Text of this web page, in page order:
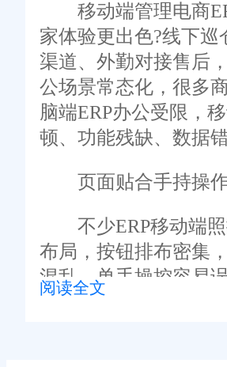
移动端管理电商
家体验更出色?线下巡
渠道、外勤对接售后
公场景常态化，很多
脑端ERP办公受限，
顿、功能残缺、数据
旺店通电商ERP系统
商ERP系统打磨移动
合电商外勤办公习惯
页面贴合手持操
不少ERP移动端照
布局，按钮排布密集
混乱，单手操控容易
通重构移动端交互逻
阅读全文